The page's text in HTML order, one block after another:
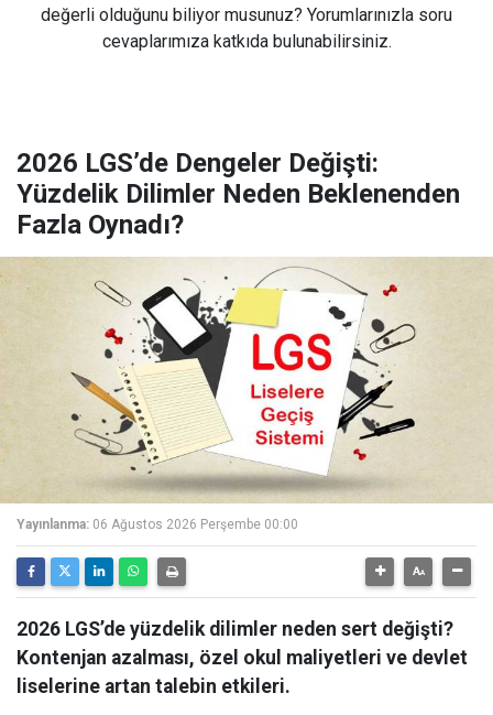
değerli olduğunu biliyor musunuz? Yorumlarınızla soru
cevaplarımıza katkıda bulunabilirsiniz.
2026 LGS’de Dengeler Değişti:
Yüzdelik Dilimler Neden Beklenenden
Fazla Oynadı?
Yayınlanma: 06 Ağustos 2026 Perşembe 00:00
2026 LGS’de yüzdelik dilimler neden sert değişti?
Kontenjan azalması, özel okul maliyetleri ve devlet
liselerine artan talebin etkileri.